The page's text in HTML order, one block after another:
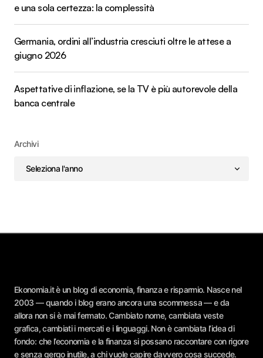
e una sola certezza: la complessità
Germania, ordini all’industria cresciuti oltre le attese a
giugno 2026
Aspettative di inflazione, se la TV è più autorevole della
banca centrale
Archivi
Ekonomia.it è un blog di economia, finanza e risparmio. Nasce nel
2003 — quando i blog erano ancora una scommessa — e da
allora non si è mai fermato. Cambiato nome, cambiata veste
grafica, cambiati i mercati e i linguaggi. Non è cambiata l’idea di
fondo: che l’economia e la finanza si possano raccontare con rigore
e senza gergo inutile, a chi vuole capire davvero cosa succede.